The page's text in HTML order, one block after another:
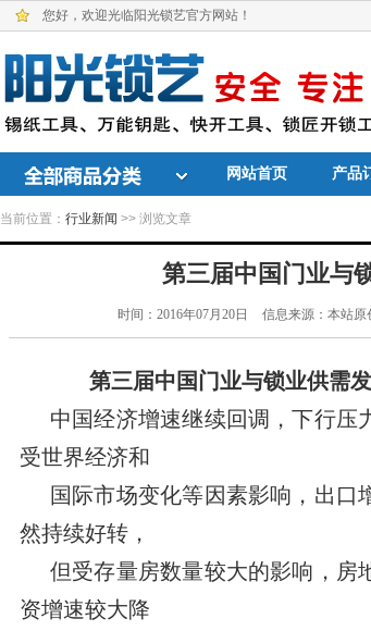
您好，欢迎光临阳光锁艺官方网站！
网站首页 产品
当前位置： 行业新闻 >> 浏览文章
第三届中国门业与
时间：2016年07月20日 信息来源：本站原
第三届中国门业与锁业供需
中国经济增速继续回调，下行压
受世界经济和
国际市场变化等因素影响，出口
然持续好转，
但受存量房数量较大的影响，房
资增速较大降